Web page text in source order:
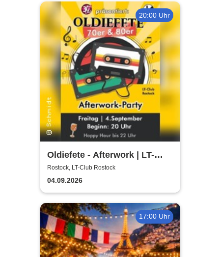
20:00 Uhr
Oldiefete - Afterwork | LT-
Club Rostock
Rostock, LT-Club Rostock
04.09.2026
17:00 Uhr